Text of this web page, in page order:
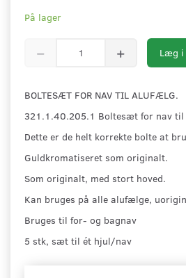
På lager
Læg i
BOLTESÆT FOR NAV TIL ALUFÆLG.
321.1.40.205.1 Boltesæt for nav
Dette er de helt korrekte bolte at
Guldkromatiseret som originalt.
Som originalt, med stort hoved.
Kan bruges på alle alufælge,
Bruges til for- og bagnav
5 stk, sæt til ét hjul/nav